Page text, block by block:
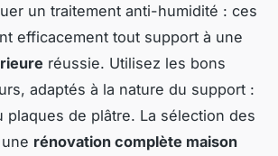
un traitement anti-humidité : ces
efficacement tout support à une
réussie. Utilisez les bons
adaptés à la nature du support :
plaques de plâtre. La sélection des
rénovation complète maison